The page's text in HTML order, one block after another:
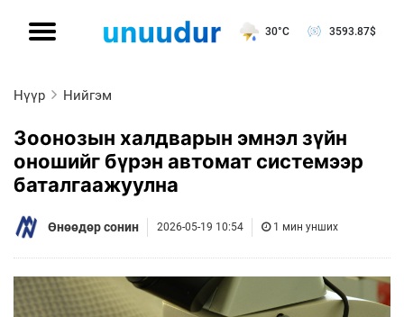
30°C 3593.87$
Нүүр Нийгэм
Зоонозын халдварын эмнэл зүйн
оношийг бүрэн автомат системээр
баталгаажуулна
Өнөөдөр сонин 2026-05-19 10:54 1 мин унших